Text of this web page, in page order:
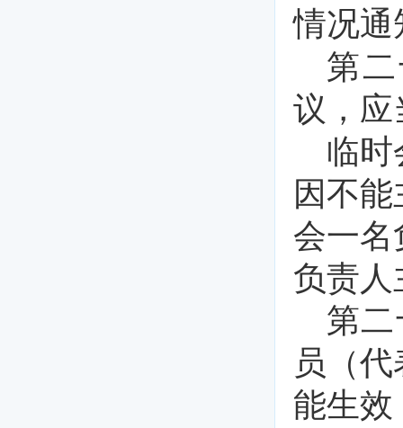
情况通
第
议，应
临
因不
会一
负责人
第
员（
能生效